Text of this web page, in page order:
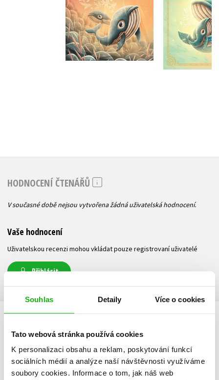
Souhlas Detaily Více o cookies
Tato webová stránka používá cookies
K personalizaci obsahu a reklam, poskytování funkcí
sociálních médií a analýze naší návštěvnosti využíváme
soubory cookies. Informace o tom, jak náš web
Do košíku Do
159 Kč
HODNOCENÍ ČTENÁŘŮ
V současné době nejsou vytvořena žádná uživatelská hodnocení.
Vaše hodnocení
Uživatelskou recenzi mohou vkládat pouze registrovaní uživatelé
Přihlásit